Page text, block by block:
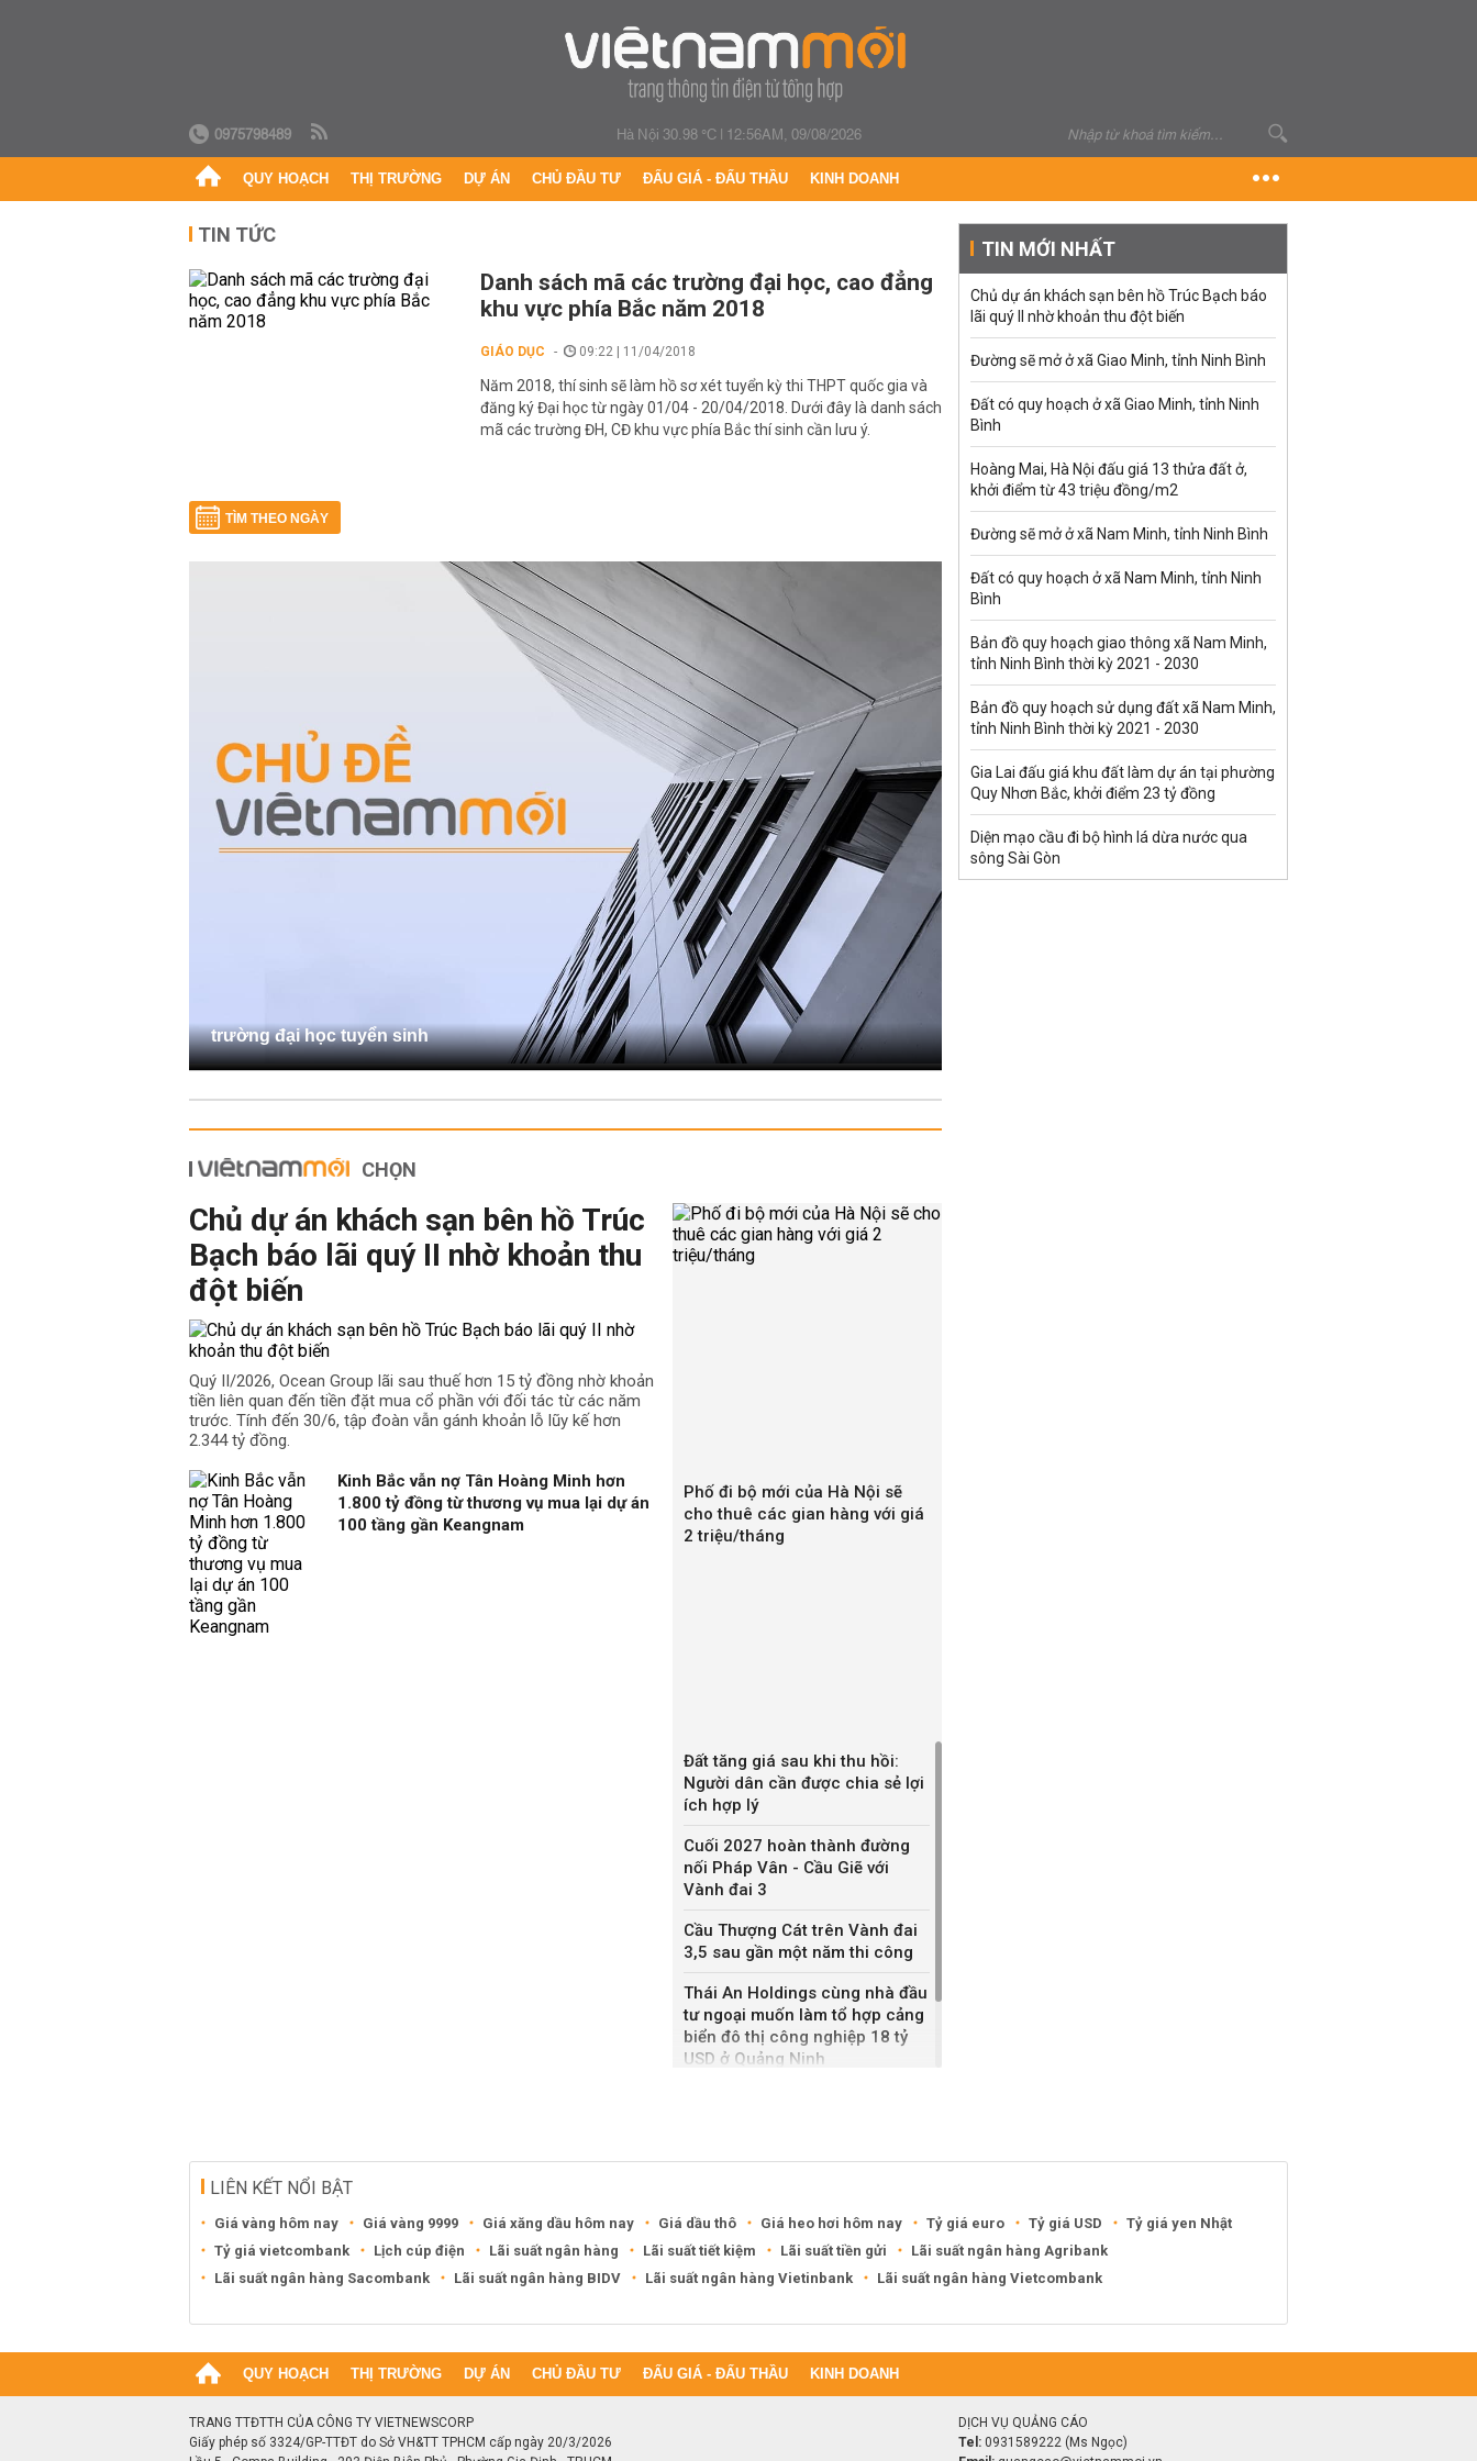
0975798489 Hà Nội 30.98 °C| 12:56AM, 09/08/2026
QUY HOẠCH THỊ TRƯỜNG DỰ ÁN CHỦ ĐẦU TƯ ĐẤU GIÁ - ĐẤU THẦU KINH DOANH
TIN TỨC
Danh sách mã các trường đại học, cao đẳng
khu vực phía Bắc năm 2018
GIÁO DỤC 09:22 | 11/04/2018
Năm 2018, thí sinh sẽ làm hồ sơ xét tuyển kỳ thi THPT quốc gia và
đăng ký Đại học từ ngày 01/04 - 20/04/2018. Dưới đây là danh sách
mã các trường ĐH, CĐ khu vực phía Bắc thí sinh cần lưu ý.
TÌM THEO NGÀY
trường đại học tuyển sinh
CHỌN
Chủ dự án khách sạn bên hồ Trúc
Bạch báo lãi quý II nhờ khoản thu
đột biến
Quý II/2026, Ocean Group lãi sau thuế hơn 15 tỷ đồng nhờ khoản
tiền liên quan đến tiền đặt mua cổ phần với đối tác từ các năm
trước. Tính đến 30/6, tập đoàn vẫn gánh khoản lỗ lũy kế hơn
2.344 tỷ đồng.
Kinh Bắc vẫn nợ Tân Hoàng Minh hơn
1.800 tỷ đồng từ thương vụ mua lại dự án
100 tầng gần Keangnam
Phố đi bộ mới của Hà Nội sẽ
cho thuê các gian hàng với giá
2 triệu/tháng
Đất tăng giá sau khi thu hồi:
Người dân cần được chia sẻ lợi
ích hợp lý
Cuối 2027 hoàn thành đường
nối Pháp Vân - Cầu Giẽ với
Vành đai 3
Cầu Thượng Cát trên Vành đai
3,5 sau gần một năm thi công
Thái An Holdings cùng nhà đầu
tư ngoại muốn làm tổ hợp cảng
biển đô thị công nghiệp 18 tỷ
USD ở Quảng Ninh
TIN MỚI NHẤT
Chủ dự án khách sạn bên hồ Trúc Bạch báo
lãi quý II nhờ khoản thu đột biến
Đường sẽ mở ở xã Giao Minh, tỉnh Ninh Bình
Đất có quy hoạch ở xã Giao Minh, tỉnh Ninh
Bình
Hoàng Mai, Hà Nội đấu giá 13 thửa đất ở,
khởi điểm từ 43 triệu đồng/m2
Đường sẽ mở ở xã Nam Minh, tỉnh Ninh Bình
Đất có quy hoạch ở xã Nam Minh, tỉnh Ninh
Bình
Bản đồ quy hoạch giao thông xã Nam Minh,
tỉnh Ninh Bình thời kỳ 2021 - 2030
Bản đồ quy hoạch sử dụng đất xã Nam Minh,
tỉnh Ninh Bình thời kỳ 2021 - 2030
Gia Lai đấu giá khu đất làm dự án tại phường
Quy Nhơn Bắc, khởi điểm 23 tỷ đồng
Diện mạo cầu đi bộ hình lá dừa nước qua
sông Sài Gòn
LIÊN KẾT NỔI BẬT
Giá vàng hôm nay Giá vàng 9999 Giá xăng dầu hôm nay Giá dầu thô Giá heo hơi hôm nay Tỷ giá euro Tỷ giá USD
Tỷ giá yen Nhật
Tỷ giá vietcombank
Lịch cúp điện Lãi suất ngân hàng Lãi suất tiết kiệm Lãi suất tiền gửi
Lãi suất ngân hàng Agribank
Lãi suất ngân hàng Sacombank
Lãi suất ngân hàng BIDV Lãi suất ngân hàng Vietinbank Lãi suất ngân hàng Vietcombank
QUY HOẠCH THỊ TRƯỜNG DỰ ÁN CHỦ ĐẦU TƯ ĐẤU GIÁ - ĐẤU THẦU KINH DOANH
TRANG TTĐTTH CỦA CÔNG TY VIETNEWSCORP
Giấy phép số 3324/GP-TTĐT do Sở VH&TT TPHCM cấp ngày 20/3/2026
DỊCH VỤ QUẢNG CÁO
Tel: 0931589222 (Ms Ngọc)